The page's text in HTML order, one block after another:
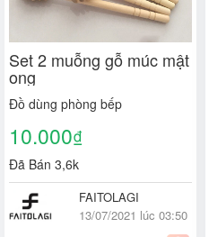
Set 2 muỗng gỗ múc mật
ong
Đồ dùng phòng bếp
10.000₫
Đã Bán 3,6k
FAITOLAGI
13/07/2021 lúc 03:50